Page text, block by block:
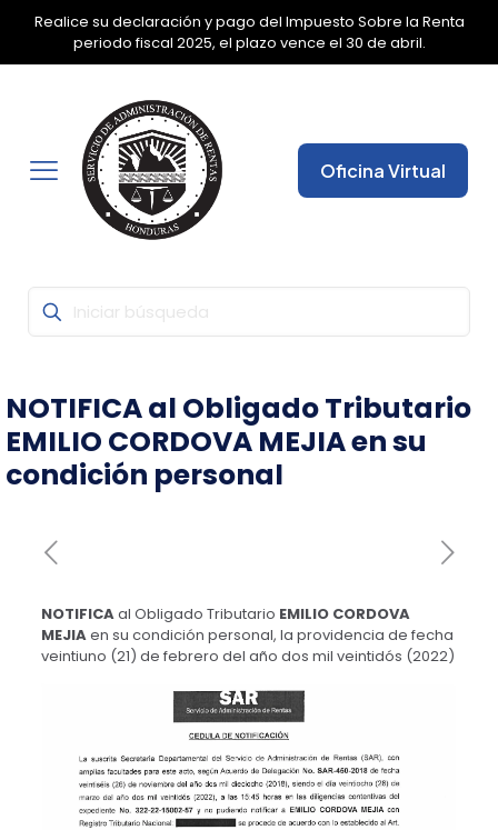
Realice su declaración y pago del Impuesto Sobre la Renta
periodo fiscal 2025, el plazo vence el 30 de abril.
✕
Oficina Virtual
NOTIFICA al Obligado Tributario
EMILIO CORDOVA MEJIA en su
condición personal
NOTIFICAal Obligado Tributario EMILIO CORDOVA
MEJIAen su condición personal, la providencia de fecha
veintiuno (21) de febrero del año dos mil veintidós (2022)